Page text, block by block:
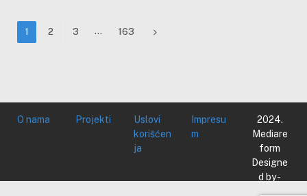
1 2 3 … 163 Next
O nama Projekti
Uslovi
korišćen
ja
Impresu
m
2024.
Mediare
form
Designe
d by -